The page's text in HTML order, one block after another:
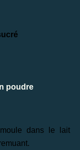
poudre
dans le lait